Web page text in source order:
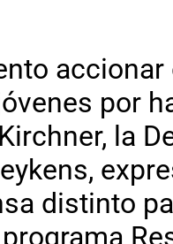
por
la
distinto